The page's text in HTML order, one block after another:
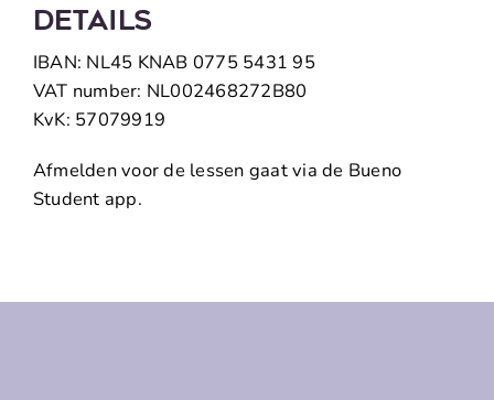
Details
IBAN: NL45 KNAB 0775 5431 95
VAT number: NL002468272B80
KvK: 57079919
Afmelden voor de lessen gaat via de Bueno
Student app.